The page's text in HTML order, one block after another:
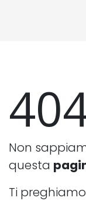
Non
questa
Ti